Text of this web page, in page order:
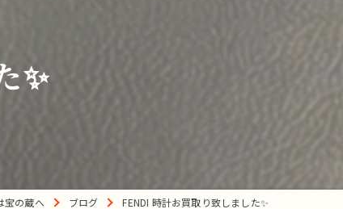
✨
宝の蔵へ ブログ FENDI 時計お買取り致しました✨